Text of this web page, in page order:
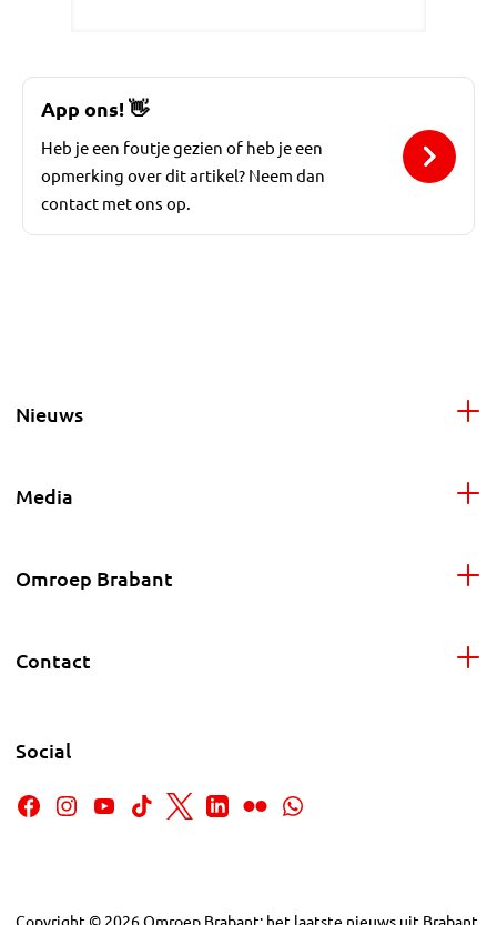
App ons!👋
Heb je een foutje gezien of heb je een
opmerking over dit artikel? Neem dan
contact met ons op.
Nieuws
Media
Omroep Brabant
Contact
Social
Copyright © 2026Omroep Brabant: het laatste nieuws uit Brabant,